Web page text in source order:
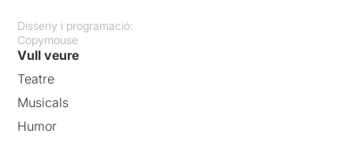
Disseny i programació:
Copymouse
Vull veure
Teatre
Musicals
Humor